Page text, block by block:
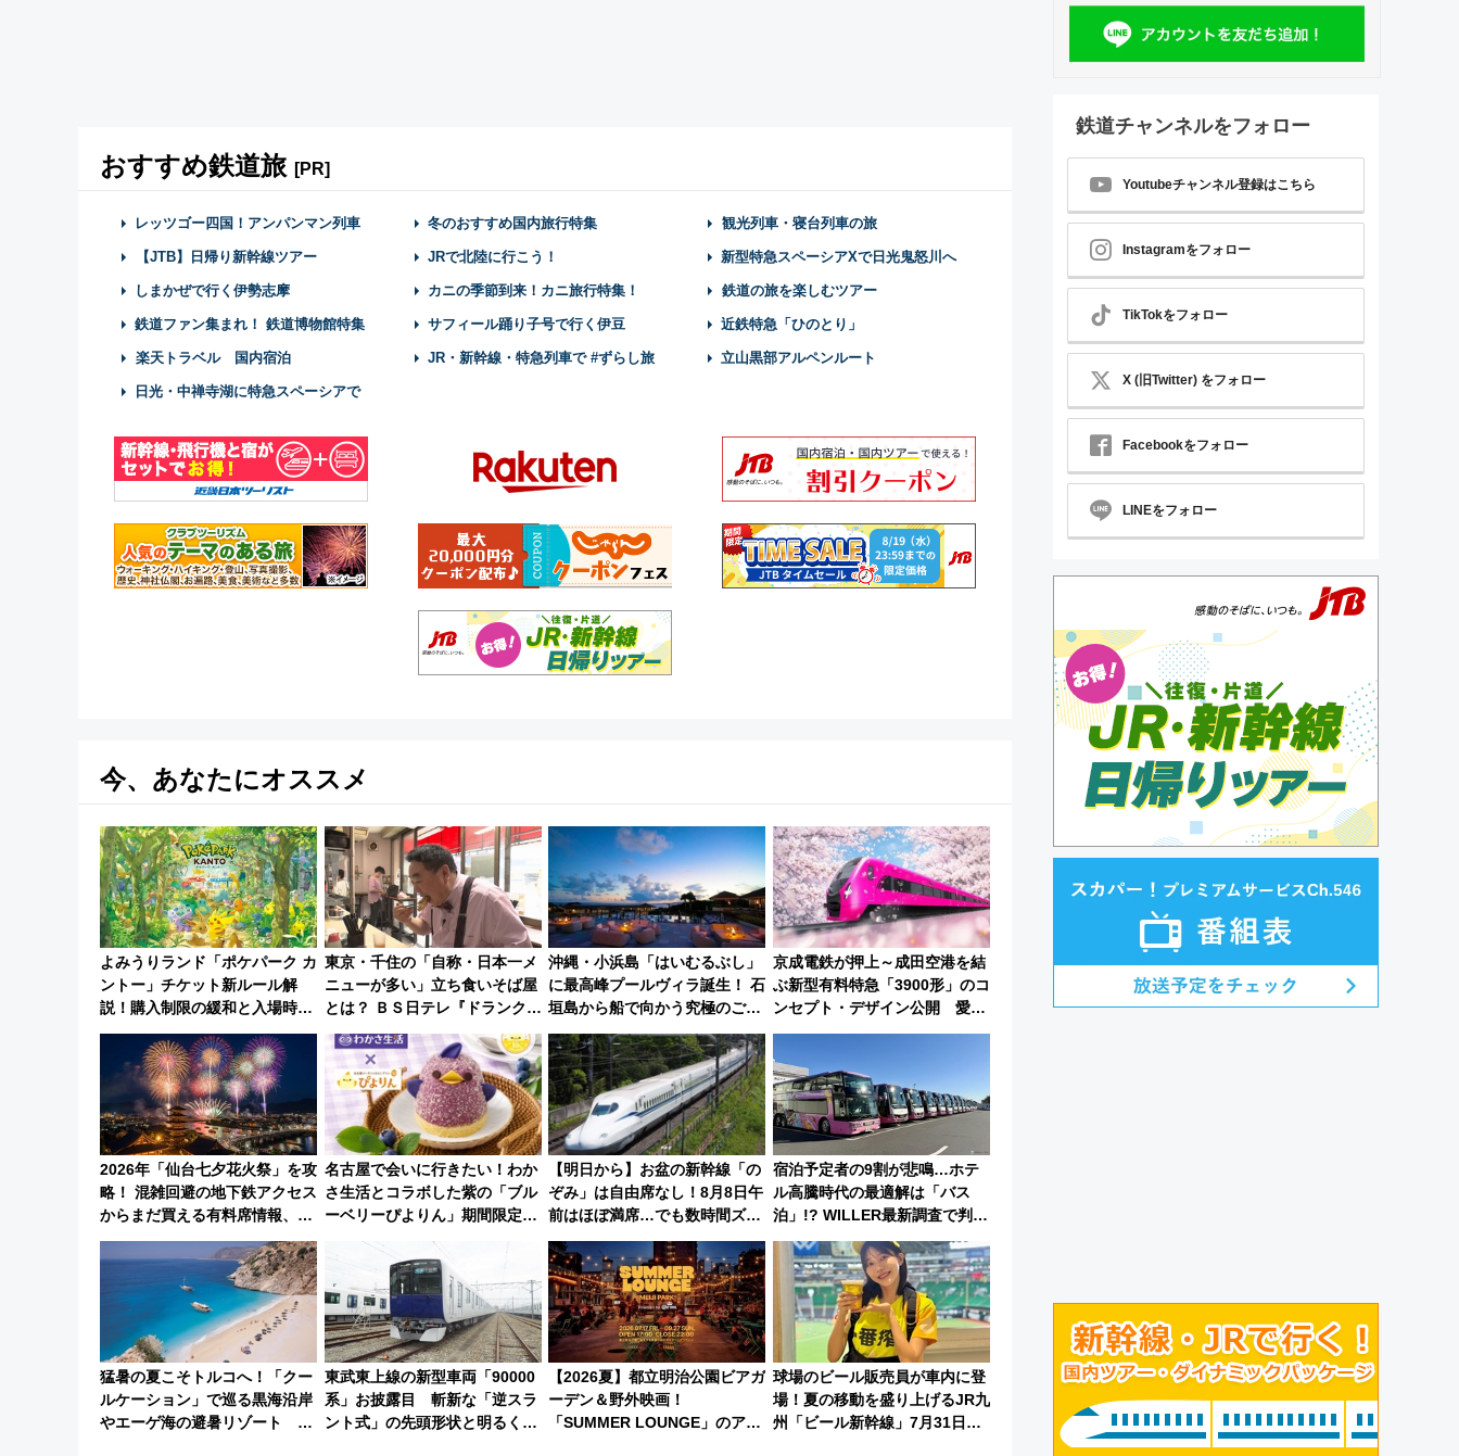
おすすめ鉄道旅 [PR]
レッツゴー四国！アンパンマン列車 冬のおすすめ国内旅行特集 観光列車・寝台列車の旅
【JTB】日帰り新幹線ツアー JRで北陸に行こう！ 新型特急スペーシアXで日光鬼怒川へ
しまかぜで行く伊勢志摩 カニの季節到来！カニ旅行特集！ 鉄道の旅を楽しむツアー
鉄道ファン集まれ！ 鉄道博物館特集 サフィール踊り子号で行く伊豆 近鉄特急「ひのとり」
楽天トラベル 国内宿泊 JR・新幹線・特急列車で #ずらし旅 立山黒部アルペンルート
日光・中禅寺湖に特急スペーシアで
今、あなたにオススメ
よみうりランド「ポケパーク カ
ントー」チケット新ルール解
説！購入制限の緩和と入場時の
本人確認が11月スタート
東京・千住の「自称・日本一メ
ニューが多い」立ち食いそば屋
とは？ ＢＳ日テレ『ドランク塚
地のふらっと立ち食いそば』
7/27夜10時～放送
沖縄・小浜島「はいむるぶし」
に最高峰プールヴィラ誕生！ 石
垣島から船で向かう究極のご褒
美旅「何もしない贅沢」を体験
してみない？
京成電鉄が押上～成田空港を結
ぶ新型有料特急「3900形」のコ
ンセプト・デザイン公開 愛称
募集も実施
2026年「仙台七夕花火祭」を攻
略！ 混雑回避の地下鉄アクセス
からまだ買える有料席情報、花
火前に楽しむ仙台観光ルートま
で解説！
名古屋で会いに行きたい！わか
さ生活とコラボした紫の「ブル
ーベリーぴよりん」期間限定販
【明日から】お盆の新幹線「の
ぞみ」は自由席なし！8月8日午
前はほぼ満席…でも数時間ズラ
せば空きが見つかることも 混
雑避ける「空席」探しのコツ
宿泊予定者の9割が悲鳴…ホテ
ル高騰時代の最適解は「バス
泊」!? WILLER最新調査で判明
した、推し活遠征や観光時のリ
アルな懐事情
猛暑の夏こそトルコへ！「クー
ルケーション」で巡る黒海沿岸
やエーゲ海の避暑リゾート 関
東武東上線の新型車両「90000
系」お披露目 斬新な「逆スラ
ント式」の先頭形状と明るく開
【2026夏】都立明治公園ビアガ
ーデン＆野外映画！
「SUMMER LOUNGE」のアク
球場のビール販売員が車内に登
場！夏の移動を盛り上げるJR九
州「ビール新幹線」7月31日・8
鉄道チャンネルをフォロー
Youtubeチャンネル登録はこちら
Instagramをフォロー
TikTokをフォロー
X (旧Twitter) をフォロー
Facebookをフォロー
LINEをフォロー